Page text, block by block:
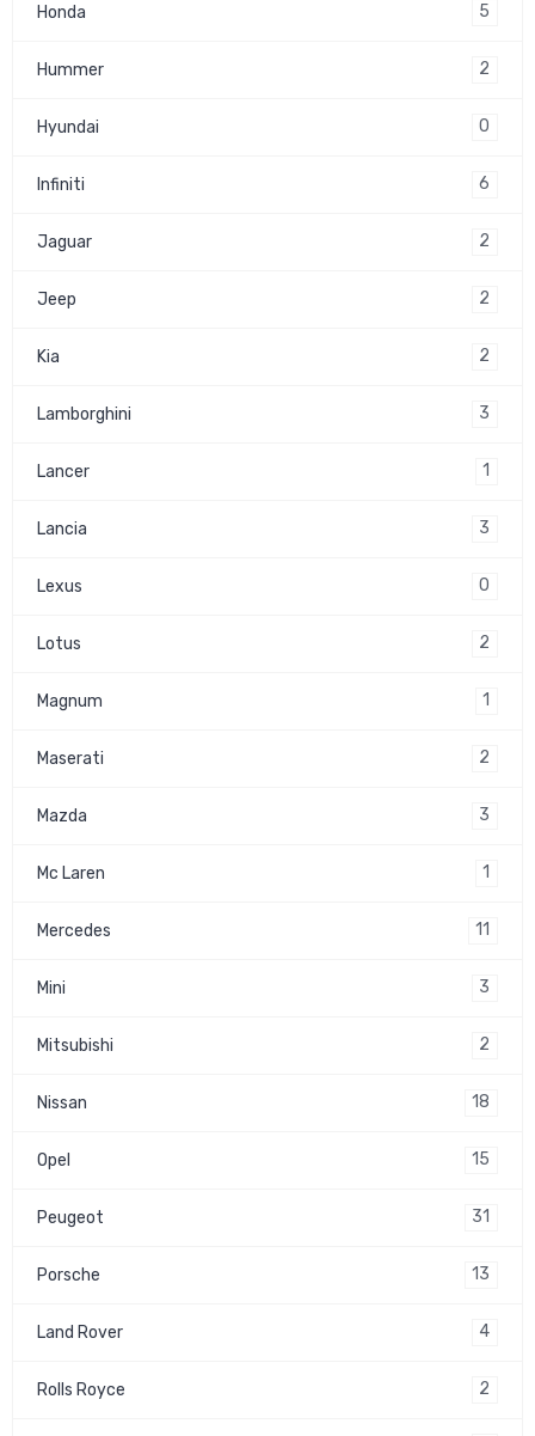
Honda 5
Hummer 2
Hyundai 0
Infiniti 6
Jaguar 2
Jeep 2
Kia 2
Lamborghini 3
Lancer 1
Lancia 3
Lexus 0
Lotus 2
Magnum 1
Maserati 2
Mazda 3
Mc Laren 1
Mercedes 11
Mini 3
Mitsubishi 2
Nissan 18
Opel 15
Peugeot 31
Porsche 13
Land Rover 4
Rolls Royce 2